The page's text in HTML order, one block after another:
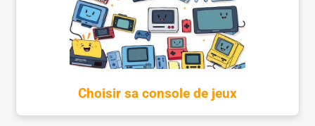
Choisir sa console de jeux